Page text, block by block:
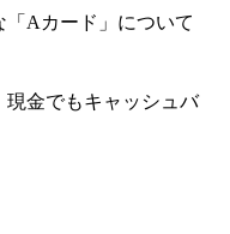
Aカード」について
現金でもキャッシュバ